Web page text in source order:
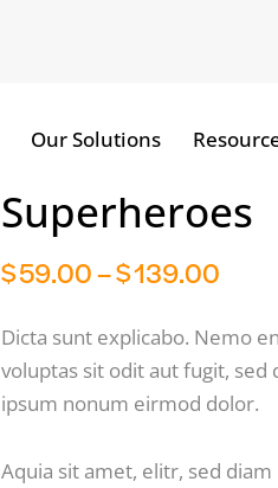
Our Solutions
Superheroes
$59.00–$139.00
Dicta sunt explicabo. Nemo
voluptas sit odit aut fugit,
ipsum nonum eirmod dolor.
Aquia sit amet, elitr, sed